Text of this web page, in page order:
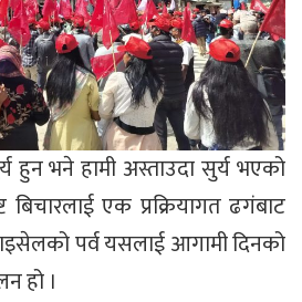
हुन भने हामी अस्ताउदा सुर्य भएको
एक प्रक्रियागत ढगंबाट
पर्व यसलाई आगामी दिनको
हो ।